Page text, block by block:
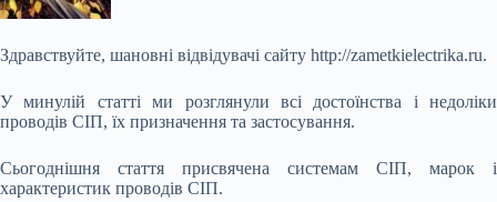
Здравствуйте, шановні відвідувачі сайту http://zametkielectrika.ru.
У минулій статті ми розглянули всі достоїнства і недоліки
проводів СІП, їх призначення та застосування.
Сьогоднішня стаття присвячена системам СІП, марок і
характеристик проводів СІП.